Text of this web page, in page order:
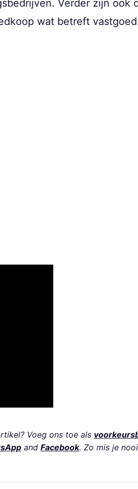
Verder zijn ook
wat betreft
Voeg ons toe als
and Facebook. Zo mis je